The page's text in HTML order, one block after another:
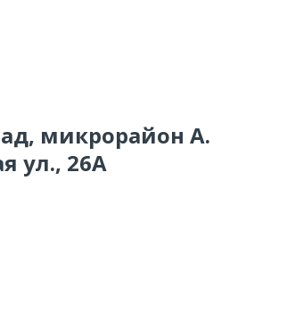
микрорайон А.
ул., 26А